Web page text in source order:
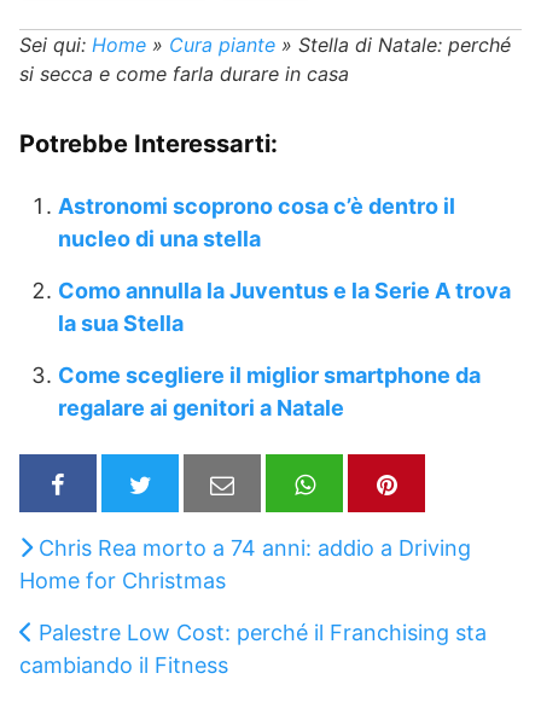
Sei qui: Home » Cura piante » Stella di Natale: perché
si secca e come farla durare in casa
Potrebbe Interessarti:
Astronomi scoprono cosa c’è dentro il
nucleo di una stella
Como annulla la Juventus e la Serie A trova
la sua Stella
Come scegliere il miglior smartphone da
regalare ai genitori a Natale
Chris Rea morto a 74 anni: addio a Driving
Home for Christmas
Palestre Low Cost: perché il Franchising sta
cambiando il Fitness